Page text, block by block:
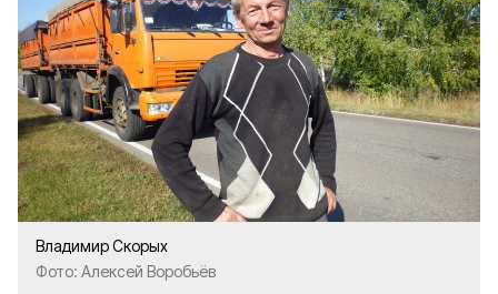
Владимир Скорых
Фото: Алексей Воробьёв